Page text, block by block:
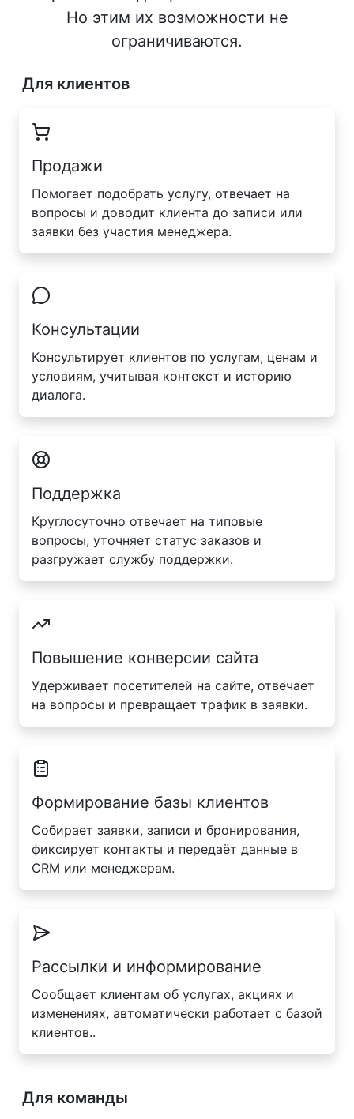
Но этим их возможности не
ограничиваются.
Для клиентов
Продажи
Помогает подобрать услугу, отвечает на
вопросы и доводит клиента до записи или
заявки без участия менеджера.
Консультации
Консультирует клиентов по услугам, ценам и
условиям, учитывая контекст и историю
диалога.
Поддержка
Круглосуточно отвечает на типовые
вопросы, уточняет статус заказов и
разгружает службу поддержки.
Повышение конверсии сайта
Удерживает посетителей на сайте, отвечает
на вопросы и превращает трафик в заявки.
Формирование базы клиентов
Собирает заявки, записи и бронирования,
фиксирует контакты и передаёт данные в
CRM или менеджерам.
Рассылки и информирование
Сообщает клиентам об услугах, акциях и
изменениях, автоматически работает с базой
клиентов..
Для команды